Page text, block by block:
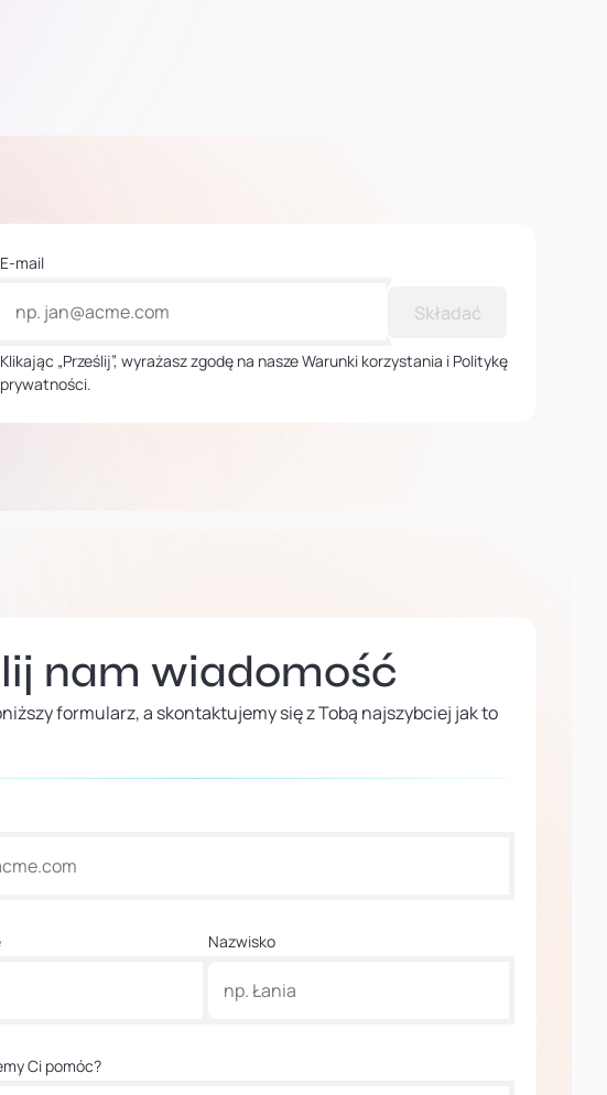
E-mail
Składać
Klikając „Prześlij”, wyrażasz zgodę na nasze Warunki korzystania i Politykę
prywatności.
nam wiadomość
formularz, a skontaktujemy się z Tobą najszybciej jak to
Nazwisko
Ci pomóc?